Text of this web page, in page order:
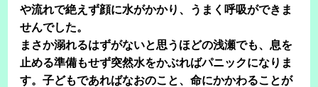
や流れで絶えず顔に水がかかり、うまく呼吸ができま
せんでした。
まさか溺れるはずがないと思うほどの浅瀬でも、息を
止める準備もせず突然水をかぶればパニックになりま
す。子どもであればなおのこと、命にかかわることが